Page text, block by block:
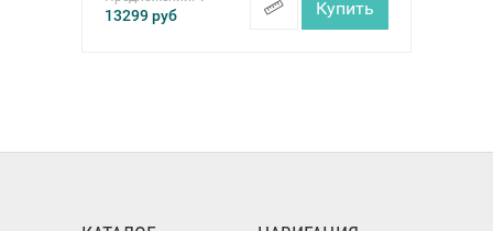
13299руб Купить